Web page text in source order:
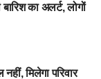
का अलर्ट, लोगों
मिलेगा परिवार